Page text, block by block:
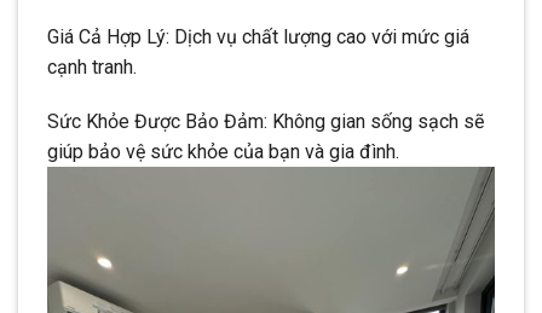
Giá Cả Hợp Lý: Dịch vụ chất lượng cao với mức giá
cạnh tranh.
Sức Khỏe Được Bảo Đảm: Không gian sống sạch sẽ
giúp bảo vệ sức khỏe của bạn và gia đình.